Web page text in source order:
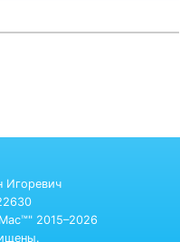
2015–2026